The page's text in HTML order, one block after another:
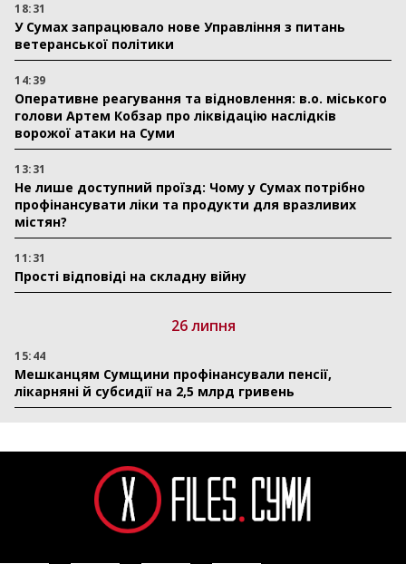
18:31
У Сумах запрацювало нове Управління з питань
ветеранської політики
14:39
Оперативне реагування та відновлення: в.о. міського
голови Артем Кобзар про ліквідацію наслідків
ворожої атаки на Суми
13:31
Не лише доступний проїзд: Чому у Сумах потрібно
профінансувати ліки та продукти для вразливих
містян?
11:31
Прості відповіді на складну війну
26 липня
15:44
Мешканцям Сумщини профінансували пенсії,
лікарняні й субсидії на 2,5 млрд гривень